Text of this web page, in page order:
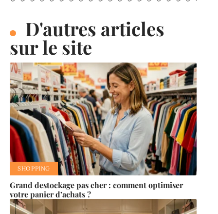
D'autres articles
sur le site
SHOPPING
Grand destockage pas cher : comment optimiser
votre panier d’achats ?